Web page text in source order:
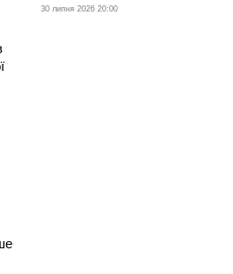
30 липня 2026 20:00